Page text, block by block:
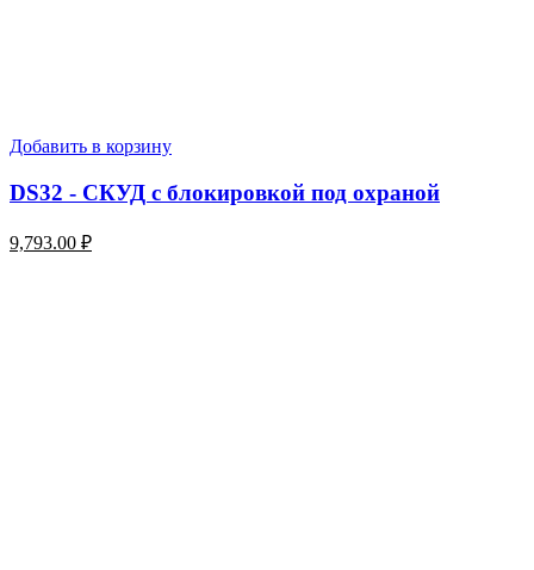
Добавить в корзину
DS32 - СКУД с блокировкой под охраной
9,793.00 ₽